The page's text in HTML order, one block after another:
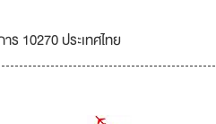
10270 ประเทศไทย